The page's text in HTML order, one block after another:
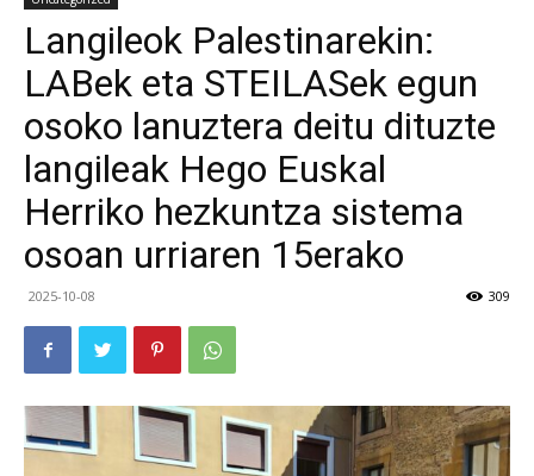
Langileok Palestinarekin:
LABek eta STEILASek egun
osoko lanuztera deitu dituzte
langileak Hego Euskal
Herriko hezkuntza sistema
osoan urriaren 15erako
2025-10-08 309